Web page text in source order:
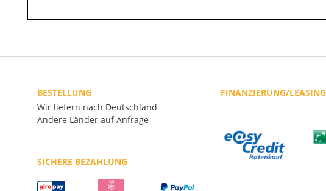
BESTELLUNG
Wir liefern nach Deutschland
Andere Länder auf Anfrage
SICHERE BEZAHLUNG
FINANZIERUNG/LEASING